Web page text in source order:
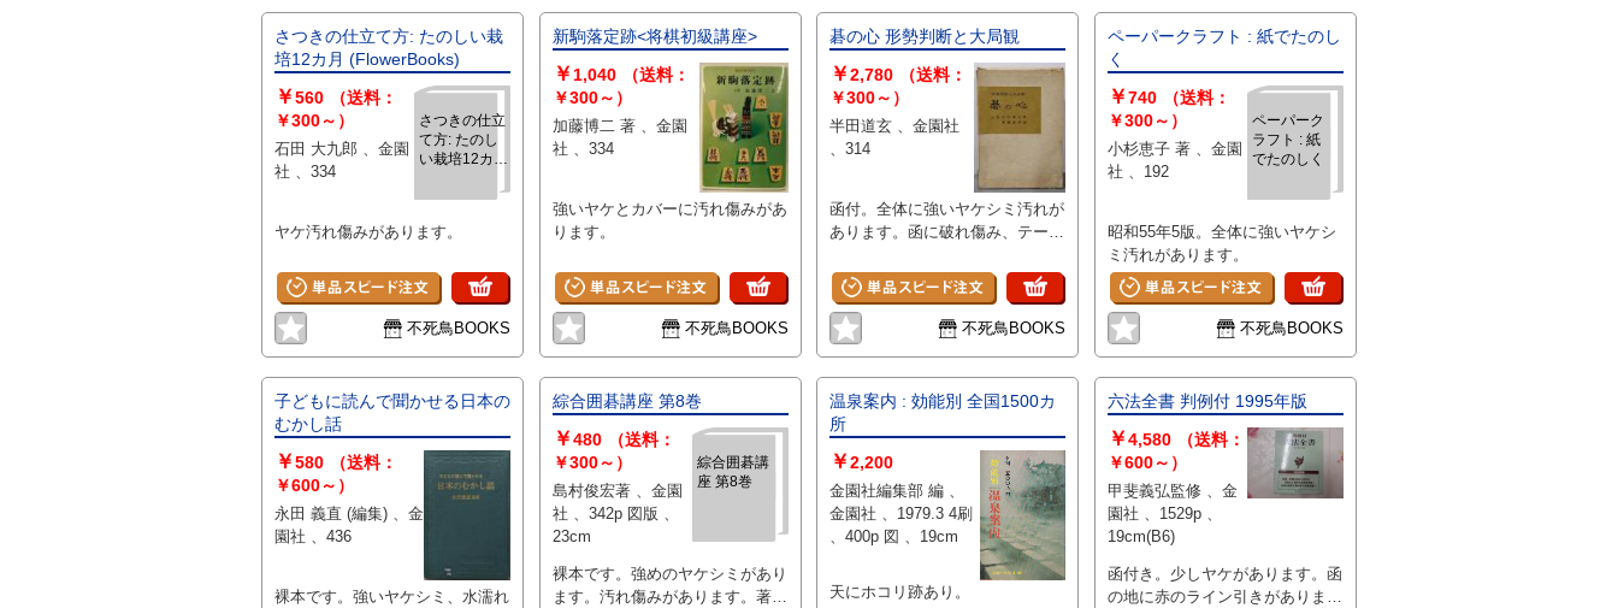
さつきの仕立て方: たのしい栽
培12カ月 (FlowerBooks)
さつきの仕立
て方: たのし
い栽培12カ月
￥560
（送料：
￥300～）
石田 大九郎 、金園
社 、334
ヤケ汚れ傷みがあります。
不死鳥BOOKS
新駒落定跡<将棋初級講座>
￥ 1,040
（送料：
￥300～）
加藤博二 著 、金園
社 、334
強いヤケとカバーに汚れ傷みがあ
ります。
不死鳥BOOKS
碁の心 形勢判断と大局観
￥2,780
（送料：
￥300～）
半田道玄 、金園社
、314
函付。全体に強いヤケシミ汚れが
あります。函に破れ傷み、テープ
し跡、ページに開き割れがありま
す。
不死鳥BOOKS
ペーパークラフト : 紙でたのし
く
ペーパーク
ラフト : 紙
でたのしく
￥740
（送料：
￥300～）
小杉恵子 著 、金園
社 、192
昭和55年5版。全体に強いヤケシ
ミ汚れがあります。
不死鳥BOOKS
子どもに読んで聞かせる日本の
むかし話
￥580
（送料：
￥600～）
永田 義直 (編集) 、金
園社 、436
裸本です。強いヤケシミ、水濡れ
綜合囲碁講座 第8巻
綜合囲碁講
座 第8巻
￥480
（送料：
￥300～）
島村俊宏著 、金園
社 、342p 図版 、
23cm
裸本です。強めのヤケシミがあり
ます。汚れ傷みがあります。著者
温泉案内 : 効能別 全国1500カ
所
￥2,200
金園社編集部 編 、
金園社 、1979.3 4刷
、400p 図 、19cm
天にホコリ跡あり。
六法全書 判例付 1995年版
￥4,580
（送料：
￥600～）
甲斐義弘監修 、金
園社 、1529p 、
19cm(B6)
函付き。少しヤケがあります。函
の地に赤のライン引きがありま